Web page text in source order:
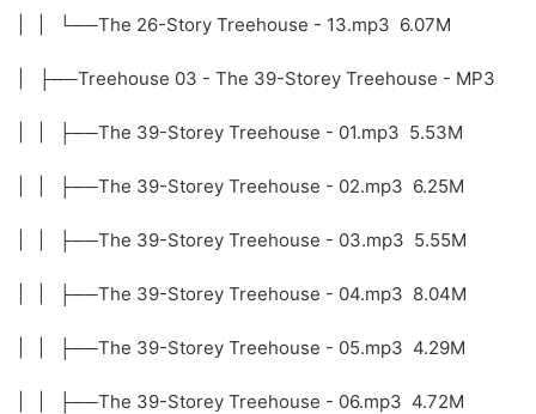
| | └──The 26-Story Treehouse - 13.mp3 6.07M
| ├──Treehouse 03 - The 39-Storey Treehouse - MP3
| | ├──The 39-Storey Treehouse - 01.mp3 5.53M
| | ├──The 39-Storey Treehouse - 02.mp3 6.25M
| | ├──The 39-Storey Treehouse - 03.mp3 5.55M
| | ├──The 39-Storey Treehouse - 04.mp3 8.04M
| | ├──The 39-Storey Treehouse - 05.mp3 4.29M
| | ├──The 39-Storey Treehouse - 06.mp3 4.72M